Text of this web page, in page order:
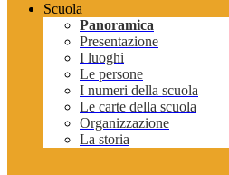
Scuola
Panoramica
Presentazione
I luoghi
Le persone
I numeri della scuola
Le carte della scuola
Organizzazione
La storia